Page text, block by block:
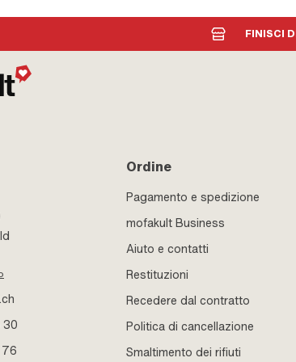
FINISCI
30
Ordine
Pagamento e spedizione
mofakult Business
Aiuto e contatti
Restituzioni
Recedere dal contratto
Politica di cancellazione
Smaltimento dei rifiuti